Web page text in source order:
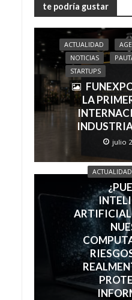
te podría gustar
ACTUALIDAD
NOTICIAS
STARTUPS
LA
julio
ACTUALIDAD
ARTIFICIAL